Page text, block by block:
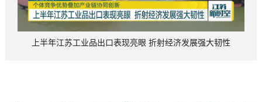
上半年江苏工业品出口表现亮眼 折射经济发展强大韧性